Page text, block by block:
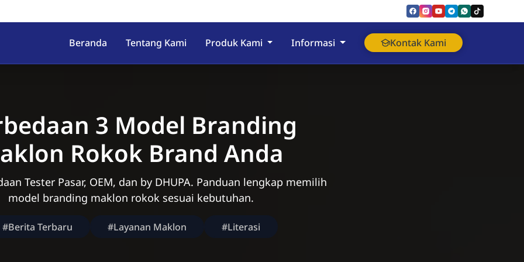
Beranda Tentang Kami Produk Kami Informasi Kontak Kami
3 Model Branding
Rokok Brand Anda
Tester Pasar, OEM, dan by DHUPA. Panduan lengkap memilih
model branding maklon rokok sesuai kebutuhan.
#Berita Terbaru #Layanan Maklon #Literasi